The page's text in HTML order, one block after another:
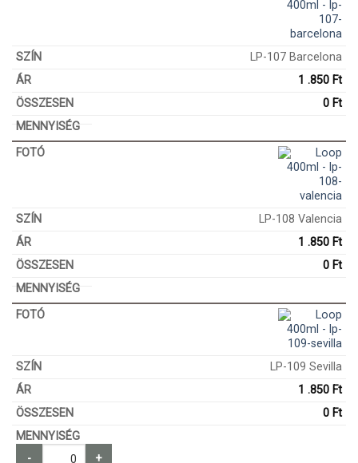
LP-107 Barcelona
1 .850 Ft
0 Ft
LP-108 Valencia
1 .850 Ft
0 Ft
LP-109 Sevilla
1 .850 Ft
0 Ft
- +